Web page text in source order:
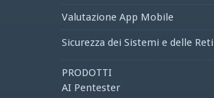
Valutazione App Mobile
Sicurezza dei Sistemi e delle Reti
PRODOTTI
AI Pentester